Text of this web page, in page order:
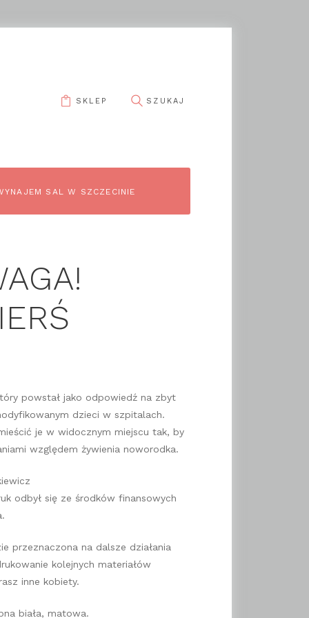
SKLEP
SAL W SZCZECINIE
powstał jako odpowiedź na zbyt
dzieci w szpitalach.
je w widocznym miejscu tak, by
względem żywienia noworodka.
odbył się ze środków finansowych
przeznaczona na dalsze działania
kolejnych materiałów
inne kobiety.
biała, matowa.